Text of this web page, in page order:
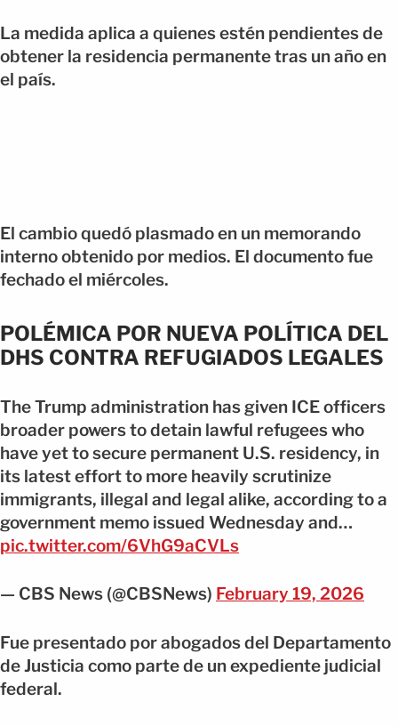
La medida aplica a quienes estén pendientes de
obtener la residencia permanente tras un año en
el país.
El cambio quedó plasmado en un memorando
interno obtenido por medios. El documento fue
fechado el miércoles.
POLÉMICA POR NUEVA POLÍTICA DEL
DHS CONTRA REFUGIADOS LEGALES
The Trump administration has given ICE officers
broader powers to detain lawful refugees who
have yet to secure permanent U.S. residency, in
its latest effort to more heavily scrutinize
immigrants, illegal and legal alike, according to a
government memo issued Wednesday and…
pic.twitter.com/6VhG9aCVLs
— CBS News (@CBSNews) February 19, 2026
Fue presentado por abogados del Departamento
de Justicia como parte de un expediente judicial
federal.